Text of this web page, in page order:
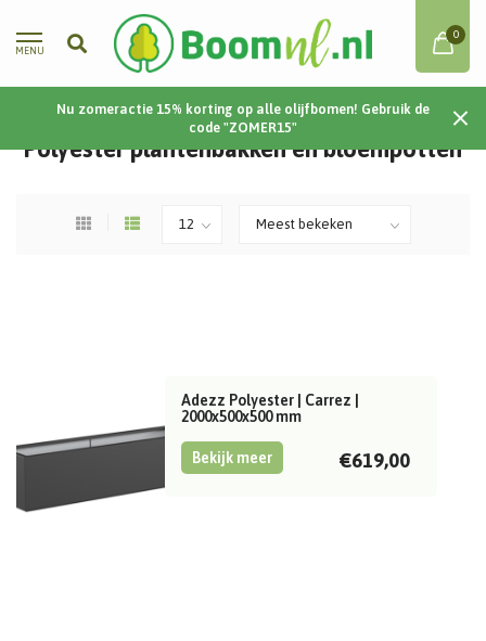
MENU
0
Nu zomeractie 15% korting op alle olijfbomen! Gebruik de
code "ZOMER15"
Home / Plantenbakken / Polyester
Polyester plantenbakken en bloempotten
Adezz Polyester | Carrez |
2000x500x500 mm
Bekijk meer €619,00